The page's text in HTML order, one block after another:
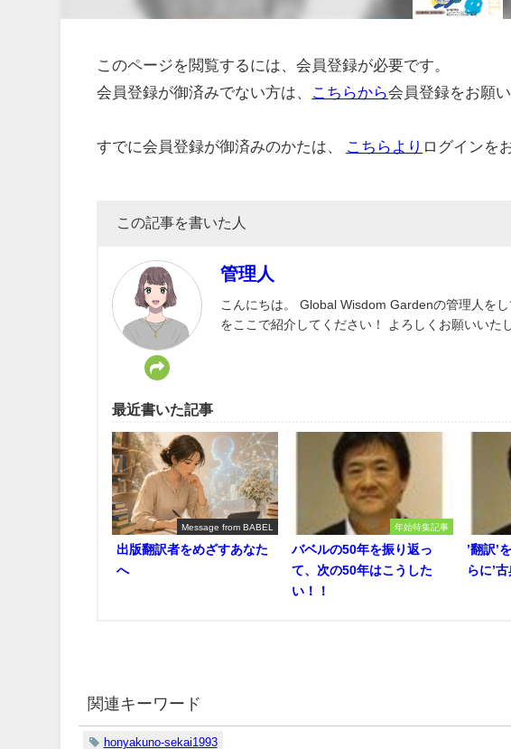
このページを閲覧するには、会員登録が必要です。
会員登録が御済みでない方は、
こちらから会員登録をお願い
すでに会員登録が御済みのかたは、 こちらより ログインを
この記事を書いた人
管理人
こんにちは。 Global Wisdom Gardenの管理人を
をここで紹介してください！ よろしくお願いいた
最近書いた記事
Message from BABEL
出版翻訳者をめざすあなた
へ
年始特集記事
バベルの50年を振り返っ
て、次の50年はこうした
い！！
’翻訳’
らに’
関連キーワード
honyakuno-sekai1993